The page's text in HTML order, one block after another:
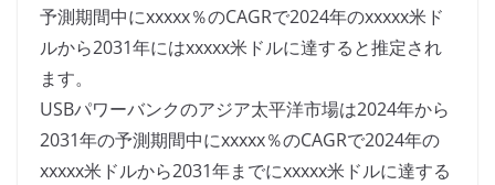
予測期間中にxxxxx％のCAGRで2024年のxxxxx米ド
ルから2031年にはxxxxx米ドルに達すると推定され
ます。
USBパワーバンクのアジア太平洋市場は2024年から
2031年の予測期間中にxxxxx％のCAGRで2024年の
xxxxx米ドルから2031年までにxxxxx米ドルに達する